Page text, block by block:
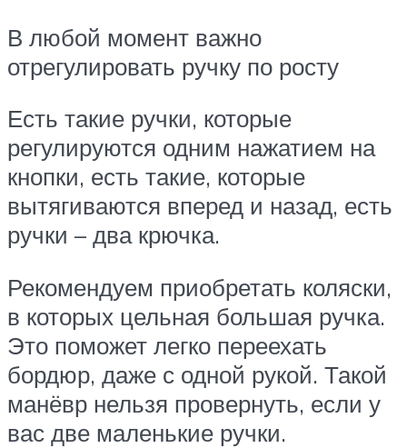
В любой момент важно
отрегулировать ручку по росту
Есть такие ручки, которые
регулируются одним нажатием на
кнопки, есть такие, которые
вытягиваются вперед и назад, есть
ручки – два крючка.
Рекомендуем приобретать коляски,
в которых цельная большая ручка.
Это поможет легко переехать
бордюр, даже с одной рукой. Такой
манёвр нельзя провернуть, если у
вас две маленькие ручки.